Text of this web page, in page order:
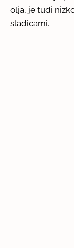
olja, je tudi
sladicami.